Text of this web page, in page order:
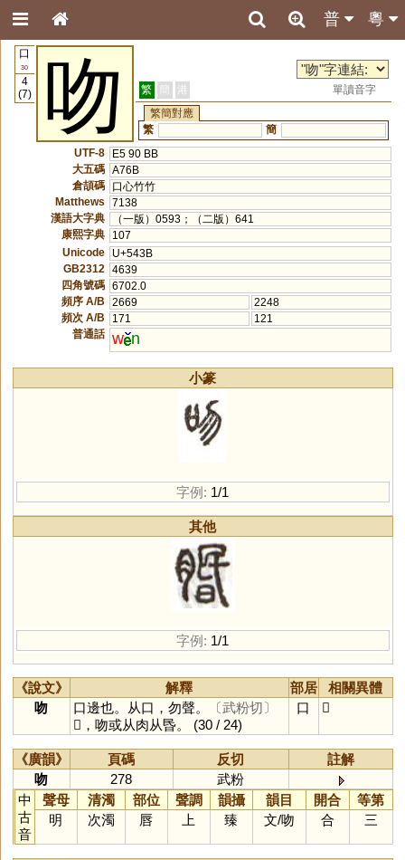
粵
普
口
30
4
(7)
吻 繁 簡 港
單讀音字
繁簡對應
繁
簡
UTF-8
E5 90 BB
大五碼 A76B
倉頡碼
口心竹竹
Matthews
7138
漢語大字典
（一版）0593；（二版）641
康熙字典
107
Unicode
U+543B
GB2312
4639
四角號碼 6702.0
頻序 A/B
2669
2248
頻次 A/B
171
121
普通話 w n
小篆
字例: 1/1
其他
字例: 1/1
《說文》 解釋 部居
相關異體
吻
口邊也。从口，勿聲。
〔武粉切〕
𦝮，吻或从肉从昬。 (30 / 24)
口 𦝮
《廣韻》 頁碼 反切
註解
吻
278
武粉
中
古
音
聲母 清濁 部位 聲調 韻攝 韻目 開合
等第
明
次濁 唇 上 臻 文/吻 合 三